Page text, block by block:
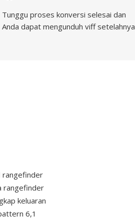
Tunggu proses konversi selesai dan
Anda dapat mengunduh viff setelahnya
rangefinder
rangefinder
keluaran
6,1